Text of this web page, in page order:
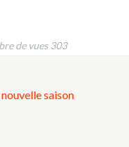
de vues 303
saison